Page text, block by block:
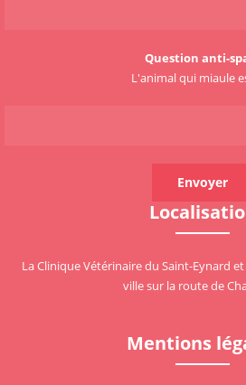
Question anti-
L'animal qui miaule
La Clinique Vétérinaire du Saint-Eynard
ville sur la route de
Mentions